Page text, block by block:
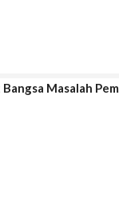
Masalah